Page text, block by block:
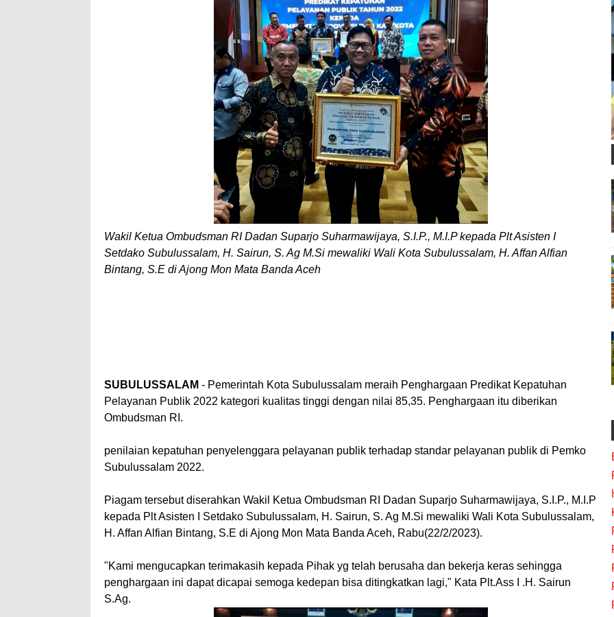
Wakil Ketua Ombudsman RI Dadan Suparjo Suharmawijaya, S.I.P., M.I.P kepada Plt Asisten I
Setdako Subulussalam, H. Sairun, S. Ag M.Si mewaliki Wali Kota Subulussalam, H. Affan Alfian
Bintang, S.E di Ajong Mon Mata Banda Aceh
SUBULUSSALAM - Pemerintah Kota Subulussalam meraih Penghargaan Predikat Kepatuhan
Pelayanan Publik 2022 kategori kualitas tinggi dengan nilai 85,35. Penghargaan itu diberikan
Ombudsman RI.
penilaian kepatuhan penyelenggara pelayanan publik terhadap standar pelayanan publik di Pemko
Subulussalam 2022.
Piagam tersebut diserahkan Wakil Ketua Ombudsman RI Dadan Suparjo Suharmawijaya, S.I.P., M.I.P
kepada Plt Asisten I Setdako Subulussalam, H. Sairun, S. Ag M.Si mewaliki Wali Kota Subulussalam,
H. Affan Alfian Bintang, S.E di Ajong Mon Mata Banda Aceh, Rabu(22/2/2023).
"Kami mengucapkan terimakasih kepada Pihak yg telah berusaha dan bekerja keras sehingga
penghargaan ini dapat dicapai semoga kedepan bisa ditingkatkan lagi," Kata Plt.Ass I .H. Sairun
S.Ag.